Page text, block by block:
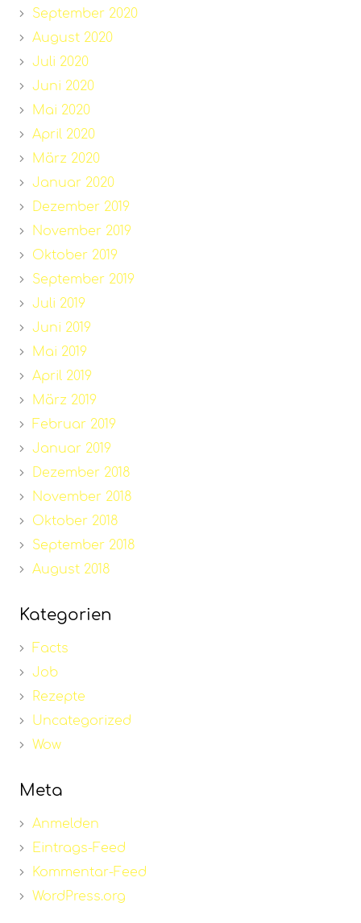
September 2020
August 2020
Juli 2020
Juni 2020
Mai 2020
April 2020
März 2020
Januar 2020
Dezember 2019
November 2019
Oktober 2019
September 2019
Juli 2019
Juni 2019
Mai 2019
April 2019
März 2019
Februar 2019
Januar 2019
Dezember 2018
November 2018
Oktober 2018
September 2018
August 2018
Kategorien
Facts
Job
Rezepte
Uncategorized
Wow
Meta
Anmelden
Eintrags-Feed
Kommentar-Feed
WordPress.org